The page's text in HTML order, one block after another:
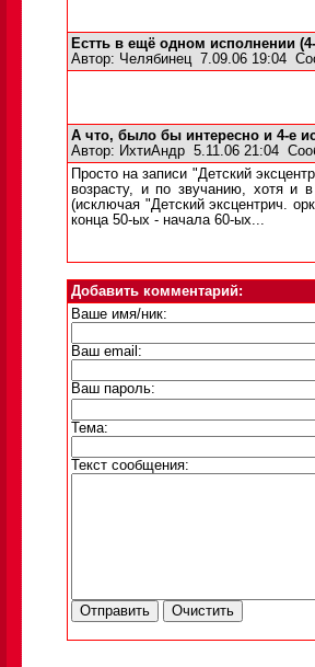
Естть в ещё одном исполнении
Автор: Челябинец7.09.06 19:04
А что, было бы интересно и 4-е
Автор: ИхтиАндр 5.11.06 21:04
Просто на записи "Детский
возрасту, и по звучанию, хотя и
(исключая "Детский эксцентрич.
конца 50-ых - начала 60-ых...
Добавить комментарий:
Ваше имя/ник:
Ваш email:
Ваш пароль:
Тема:
Текст сообщения: